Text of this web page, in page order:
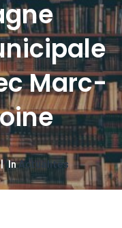
Marc-
InActualités